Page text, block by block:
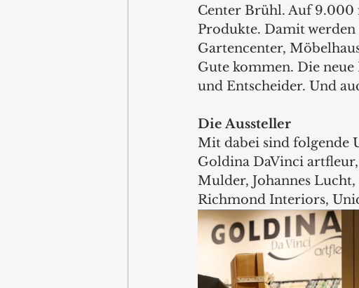
Center Brühl. Auf 9.000
Produkte. Damit werden
Gartencenter,
Gute kommen. Die
und Entscheider. Und
Die Aussteller
Mit dabei sind folgende
Goldina DaVinci
Mulder, Johannes
Richmond Interiors,